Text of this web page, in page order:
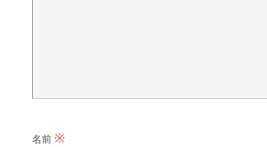
名前 ※